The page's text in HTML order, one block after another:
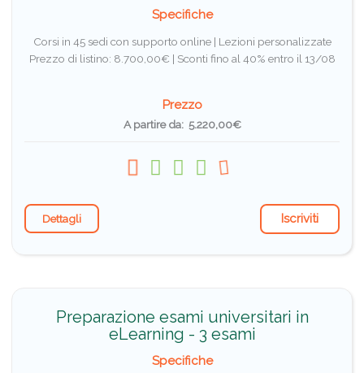
Specifiche
Corsi in 45 sedi con supporto online | Lezioni personalizzate
Prezzo di listino: 8.700,00€ | Sconti fino al 40% entro il 13/08
Prezzo
A partire da: 5.220,00€
Dettagli Iscriviti
Preparazione esami universitari in
eLearning - 3 esami
Specifiche